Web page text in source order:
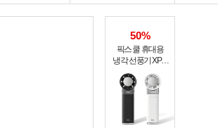
50%
픽스 쿨 휴대용
냉각 선풍기 XPF-